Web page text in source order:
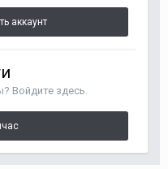
аккаунт
Войдите здесь.